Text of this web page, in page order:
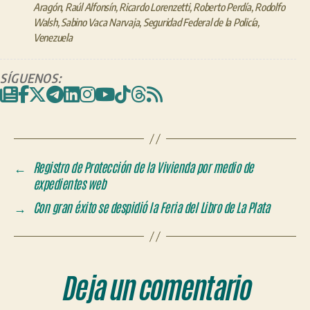
Aragón, Raúl Alfonsín,Ricardo Lorenzetti,Roberto Perdía,Rodolfo
Walsh,Sabino Vaca Narvaja, Seguridad Federal de la Policía,
Venezuela
SÍGUENOS:
← Registro de Protección de la Vivienda por medio de
expedientes web
→ Con gran éxito se despidió la Feria del Libro de La Plata
Deja un comentario